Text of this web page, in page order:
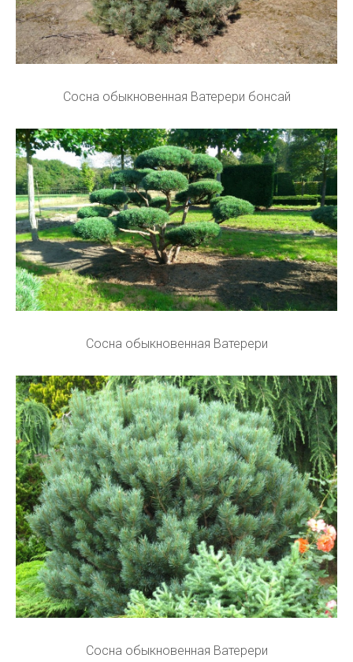
Сосна обыкновенная Ватерери бонсай
Сосна обыкновенная Ватерери
Сосна обыкновенная Ватерери